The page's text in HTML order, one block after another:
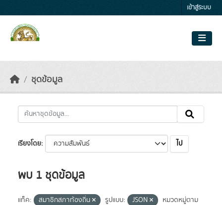
เข้าสู่ระบบ
ชุดข้อมูล
เรียงโดย ไป
พบ 1 ชุดข้อมูล
แท็ค: สมาชิกสภาท้องถิ่น รูปแบบ: JSON
หมวดหมู่ตาม